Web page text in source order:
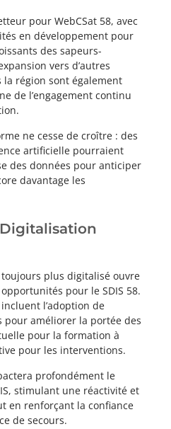
pour WebCSat 58, avec
en développement pour
des sapeurs-
vers d’autres
la région sont également
de l’engagement continu
ne cesse de croître : des
artificielle pourraient
des données pour anticiper
davantage les
toujours plus digitalisé ouvre
pour le SDIS 58.
l’adoption de
pour améliorer la portée des
pour la formation à
pour les interventions.
profondément le
stimulant une réactivité et
en renforçant la confiance
de secours.